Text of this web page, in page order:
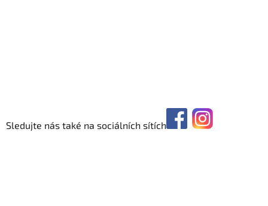
Sledujte nás také na sociálních sítích